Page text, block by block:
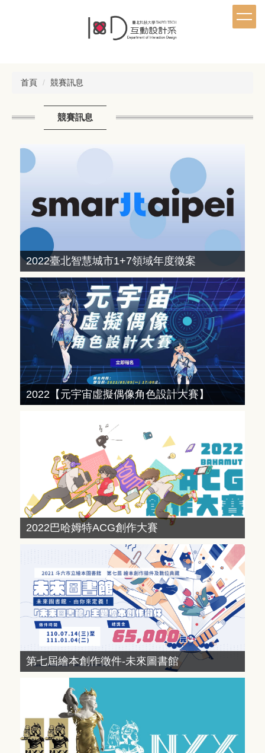
首頁 競賽訊息
競賽訊息
2022臺北智慧城市1+7領域年度徵案
2022【元宇宙虛擬偶像角色設計大賽】
2022巴哈姆特ACG創作大賽
第七屆繪本創作徵件-未來圖書館